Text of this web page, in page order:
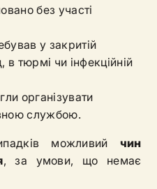
без участі
у закритій
в тюрмі чи інфекційній
організувати
службою.
можливий чин
, за умови, що немає